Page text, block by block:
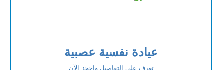
عيادة نفسية عصبية
تعرف على التفاصيل واحجز الآن